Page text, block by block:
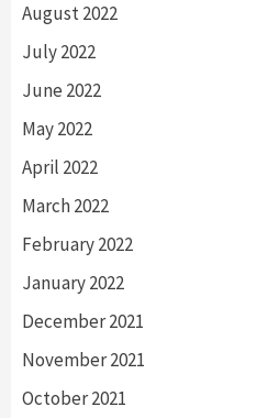
August 2022
July 2022
June 2022
May 2022
April 2022
March 2022
February 2022
January 2022
December 2021
November 2021
October 2021